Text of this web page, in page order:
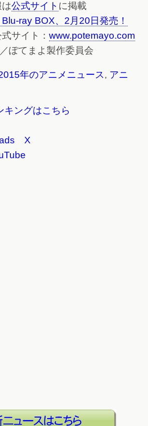
公式サイト に掲載
ray BOX、2月20日発売！
サイト： www.potemayo.com
ぽてまよ製作委員会
年のアニメニュース, アニ
ングはこちら
X